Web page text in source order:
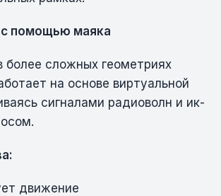
помощью маяка
более сложных геометриях
на основе виртуальной
сигналами радиоволн и ик-
движение